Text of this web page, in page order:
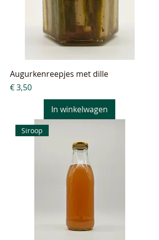
Augurkenreepjes met dille
Prijs
€ 3,50
In winkelwagen
Siroop